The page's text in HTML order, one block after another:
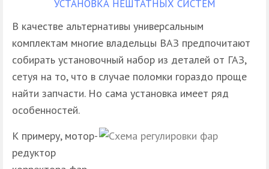
УСТАНОВКА НЕШТАТНЫХ СИСТЕМ
В качестве альтернативы универсальным
комплектам многие владельцы ВАЗ предпочитают
собирать установочный набор из деталей от ГАЗ,
сетуя на то, что в случае поломки гораздо проще
найти запчасти. Но сама установка имеет ряд
особенностей.
К примеру, мотор-
редуктор